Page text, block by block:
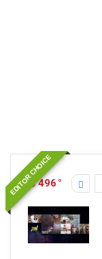
EDITOR CHOICE
496